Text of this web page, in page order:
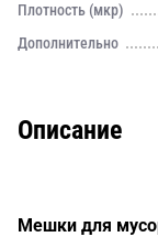
Плотность (мкр)
Дополнительно
Описание
Мешки для